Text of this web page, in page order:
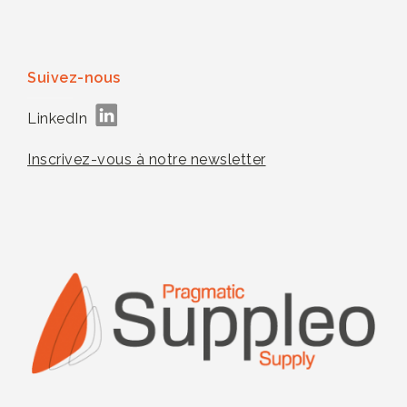
Suivez-nous
LinkedIn
Inscrivez-vous à notre newsletter